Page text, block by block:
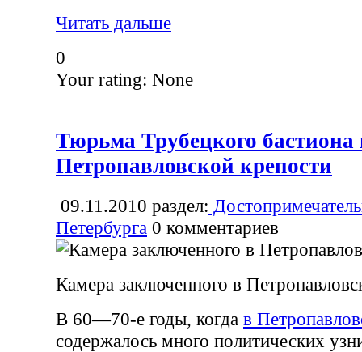
Читать дальше
0
Your rating: None
Тюрьма Трубецкого бастиона
Петропавловской крепости
09.11.2010 раздел:
Петербурга 0 комментариев
Камера заключенного в
В 60—70-е годы, когда в
содержалось много политических